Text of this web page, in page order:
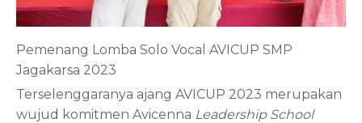
Pemenang Lomba Solo Vocal AVICUP SMP
Jagakarsa 2023
Terselenggaranya ajang AVICUP 2023 merupakan
wujud komitmen Avicenna Leadership School